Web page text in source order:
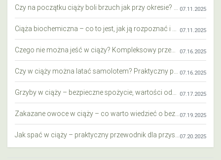
07.11.2025
07.11.2025
07.16.2025
07.16.2025
07.17.2025
07.19.2025
07.20.2025